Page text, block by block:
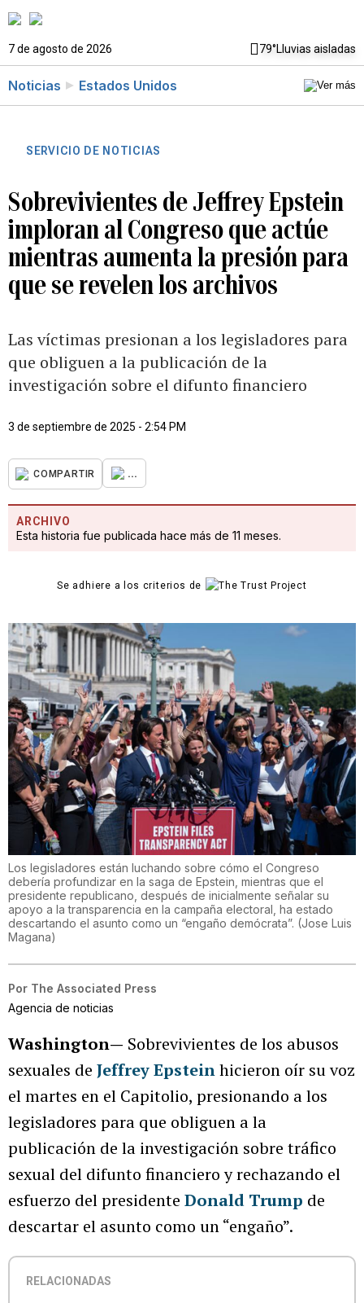
7 de agosto de 2026 79°Lluvias aisladas
Noticias Estados Unidos
SERVICIO DE NOTICIAS
Sobrevivientes de Jeffrey Epstein
imploran al Congreso que actúe
mientras aumenta la presión para
que se revelen los archivos
Las víctimas presionan a los legisladores para
que obliguen a la publicación de la
investigación sobre el difunto financiero
3 de septiembre de 2025 - 2:54 PM
COMPARTIR ...
ARCHIVO
Esta historia fue publicada hace más de 11 meses.
Se adhiere a los criterios de
Los legisladores están luchando sobre cómo el Congreso
debería profundizar en la saga de Epstein, mientras que el
presidente republicano, después de inicialmente señalar su
apoyo a la transparencia en la campaña electoral, ha estado
descartando el asunto como un “engaño demócrata”. (Jose Luis
Magana)
Por The Associated Press
Agencia de noticias
Washington— Sobrevivientes de los abusos
sexuales de Jeffrey Epsteinhicieron oír su voz
el martes en el Capitolio, presionando a los
legisladores para que obliguen a la
publicación de la investigación sobre tráfico
sexual del difunto financiero y rechazando el
esfuerzo del presidente Donald Trump de
descartar el asunto como un “engaño”.
RELACIONADAS